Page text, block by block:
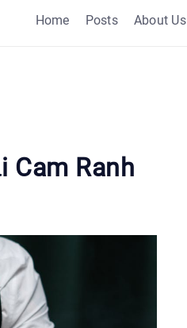
Home Posts About Us
Cam Ranh